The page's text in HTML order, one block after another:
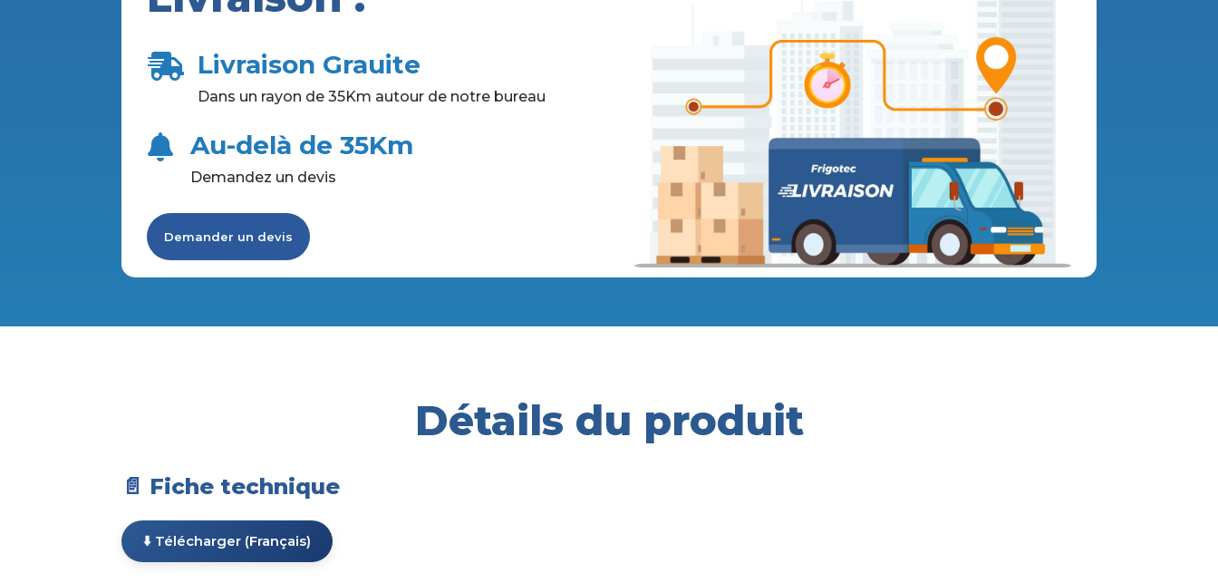
 Livraison Grauite
Dans un rayon de 35Km autour de notre bureau
 Au-delà de 35Km
Demandez un devis
Demander un devis
Détails du produit
📄 Fiche technique
⬇️ Télécharger (Français)